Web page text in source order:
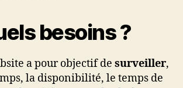
besoins ?
a pour objectif de surveiller,
la disponibilité, le temps de